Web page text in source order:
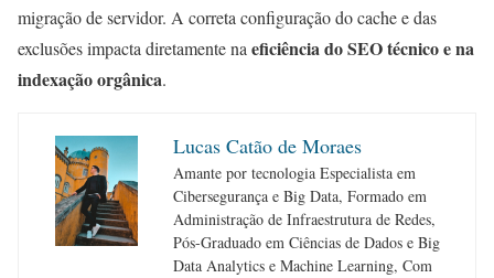
migração de servidor. A correta configuração do cache e das
exclusões impacta diretamente na eficiência do SEO técnico e na
indexação orgânica.
Lucas Catão de Moraes
Amante por tecnologia Especialista em
Cibersegurança e Big Data, Formado em
Administração de Infraestrutura de Redes,
Pós-Graduado em Ciências de Dados e Big
Data Analytics e Machine Learning, Com